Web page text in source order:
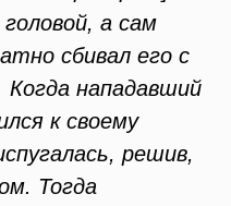
а сам
сбивал его с
нападавший
к своему
решив,
Тогда